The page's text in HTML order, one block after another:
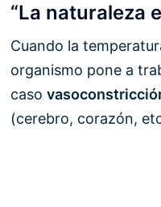
“La naturaleza
Cuando la
organismo pone a
caso
(cerebro, corazón,